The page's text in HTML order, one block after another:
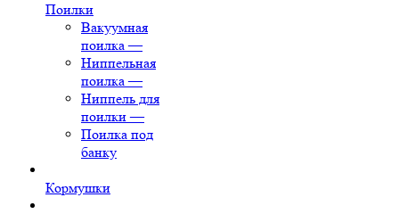
Поилки
Вакуумная
поилка —
Ниппельная
поилка —
Ниппель для
поилки —
Поилка под
банку
Кормушки